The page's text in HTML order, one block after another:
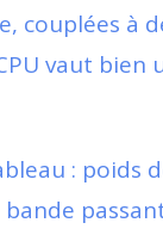
à
vaut bien
: poids